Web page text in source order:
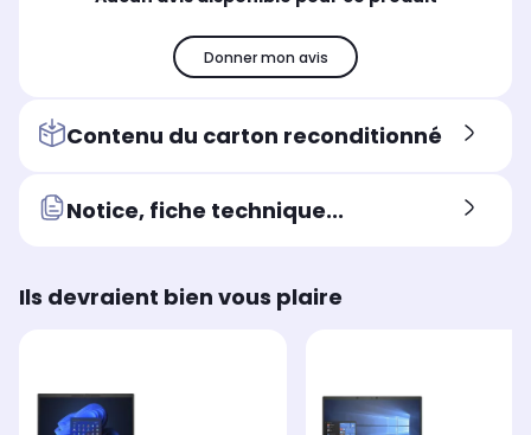
Hauteur produit (cm)
1.9
Donner mon avis
Contenu du carton reconditionné
Notice, fiche technique...
Ils devraient bien vous plaire